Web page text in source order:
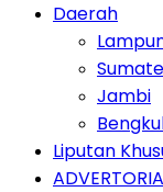
Daerah
Jambi
Liputan